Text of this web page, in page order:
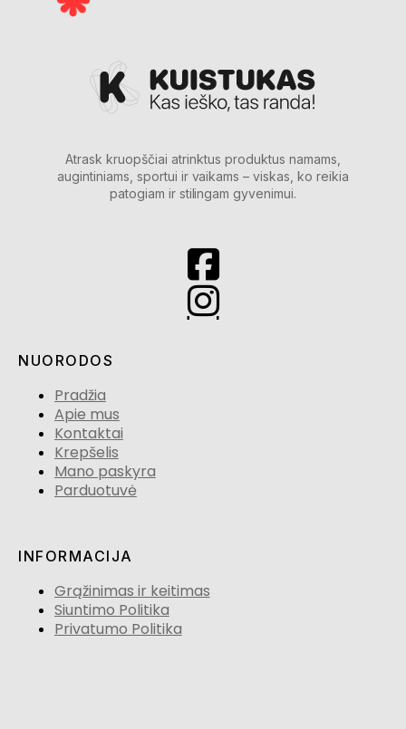
Atrask kruopščiai atrinktus produktus namams,
augintiniams, sportui ir vaikams – viskas, ko reikia
patogiam ir stilingam gyvenimui.
NUORODOS
Pradžia
Apie mus
Kontaktai
Krepšelis
Mano paskyra
Parduotuvė
INFORMACIJA
Grąžinimas ir keitimas
Siuntimo Politika
Privatumo Politika